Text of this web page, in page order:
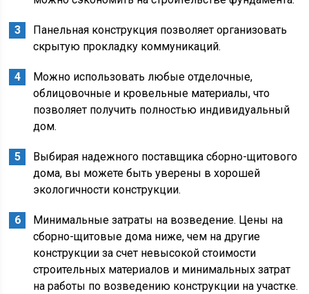
Панельная конструкция позволяет организовать
скрытую прокладку коммуникаций.
Можно использовать любые отделочные,
облицовочные и кровельные материалы, что
позволяет получить полностью индивидуальный
дом.
Выбирая надежного поставщика сборно-щитового
дома, вы можете быть уверены в хорошей
экологичности конструкции.
Минимальные затраты на возведение. Цены на
сборно-щитовые дома ниже, чем на другие
конструкции за счет невысокой стоимости
строительных материалов и минимальных затрат
на работы по возведению конструкции на участке.